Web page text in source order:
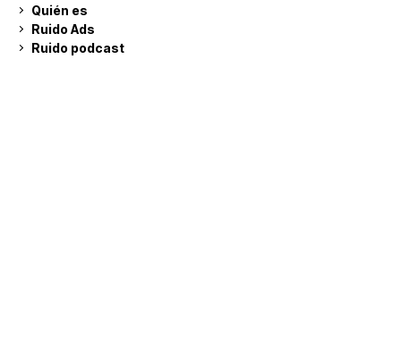
Quién es
Ruido Ads
Ruido podcast